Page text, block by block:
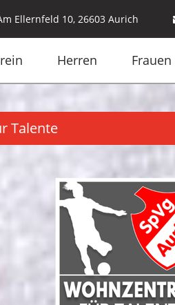
Ellernfeld 10, 26603 Aurich
Herren Frauen
Talente